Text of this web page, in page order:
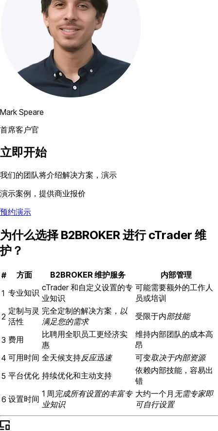
Mark Speare
首席客户官
立即开始
我们的团队将介绍解决方案，演示
演示案例，提供商业报价
预约演示
为什么选择 B2BROKER 进行 cTrader 维
护？
# 方面 B2BROKER 维护服务
内部管理
1 专业知识
cTrader 和自定义设置的专
业知识
可能需要额外的工作人
员或培训
2
定制与灵
活性
完全定制的解决方案， 以
满足您的需求
受限于内部技能
3 费用
比聘用全职员工更经济实
惠
维持内部团队的成本高
昂
4 可用时间 全天候支持反应迅速 可变取决于内部资源
5 平台优化 持续优化和主动支持
依赖内部技能，容易出
错
6 设置时间
1 周完成所有设置的丰富专
业知识
大约一个月 无需专家即
可自行设置